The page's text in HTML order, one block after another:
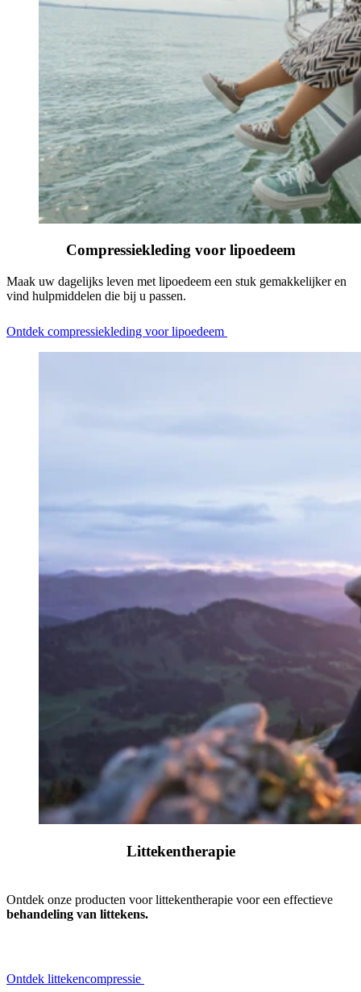
Compressiekleding voor lipoedeem
Maak uw dagelijks leven met lipoedeem een stuk gemakkelijker en
vind hulpmiddelen die bij u passen.
Ontdek compressiekleding voor lipoedeem
Littekentherapie
Ontdek onze producten voor littekentherapie voor een effectieve
behandeling van littekens.
Ontdek littekencompressie